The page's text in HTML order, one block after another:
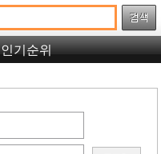
인기순위